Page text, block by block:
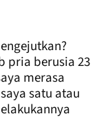
pria berusia 23
merasa
satu atau